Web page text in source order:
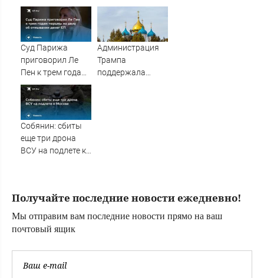
комара? - Фаиз
Мухамедшин /
Сусанин
отдыхать на
природу, нашли
мертвыми на
заднем сиденье
автомобиля
Суд Парижа
приговорил Ле
Пен к трем годам
тюрьмы по делу
об отмывании
денег ЕП
Администрация
Трампа
поддержала
Собянин: сбиты
еще три дрона
ВСУ на подлете к
Получайте последние новости ежедневно!
Мы отправим вам последние новости прямо на ваш
почтовый ящик